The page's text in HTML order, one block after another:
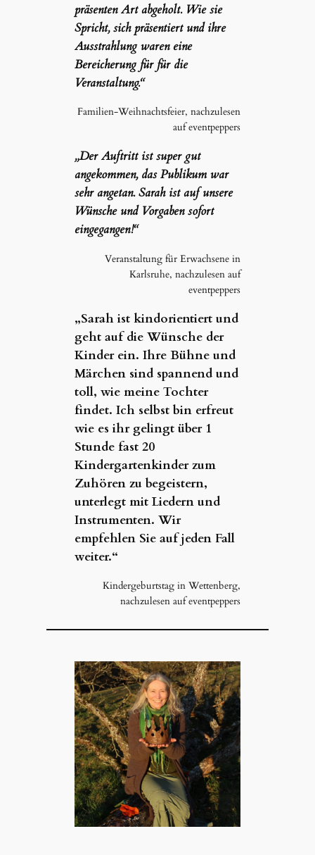
präsenten Art abgeholt. Wie sie
Spricht, sich präsentiert und ihre
Ausstrahlung waren eine
Bereicherung für für die
Veranstaltung.“
Familien-Weihnachtsfeier, nachzulesen
auf eventpeppers
„Der Auftritt ist super gut
angekommen, das Publikum war
sehr angetan. Sarah ist auf unsere
Wünsche und Vorgaben sofort
eingegangen!“
Veranstaltung für Erwachsene in
Karlsruhe, nachzulesen auf
eventpeppers
„Sarah ist kindorientiert und
geht auf die Wünsche der
Kinder ein. Ihre Bühne und
Märchen sind spannend und
toll, wie meine Tochter
findet. Ich selbst bin erfreut
wie es ihr gelingt über 1
Stunde fast 20
Kindergartenkinder zum
Zuhören zu begeistern,
unterlegt mit Liedern und
Instrumenten. Wir
empfehlen Sie auf jeden Fall
weiter.“
Kindergeburtstag in Wettenberg,
nachzulesen auf eventpeppers